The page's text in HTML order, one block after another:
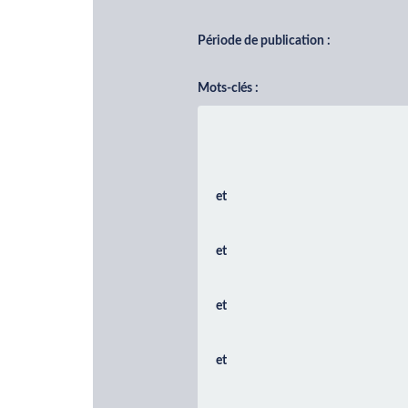
Période de publication :
Mots-clés :
et
et
et
et